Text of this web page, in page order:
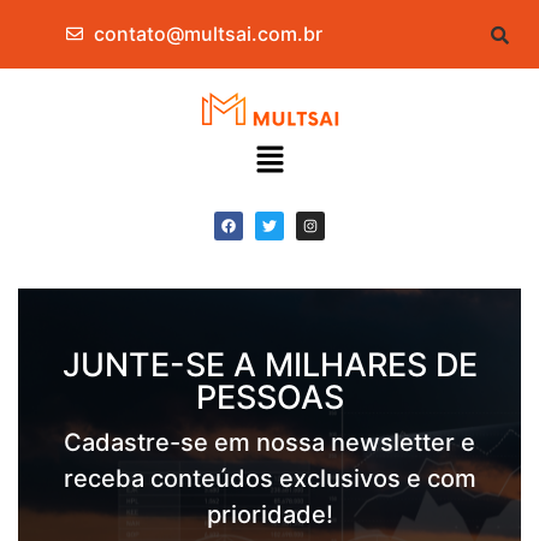
contato@multsai.com.br
JUNTE-SE A MILHARES DE
PESSOAS
Cadastre-se em nossa newsletter e
receba conteúdos exclusivos e com
prioridade!